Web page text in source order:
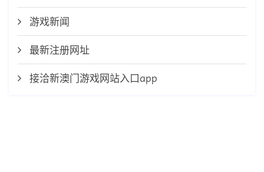
游戏新闻
最新注册网址
接洽新澳门游戏网站入口app